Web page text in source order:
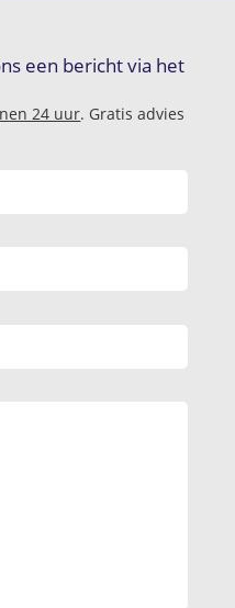
een bericht via het
24 uur. Gratis advies